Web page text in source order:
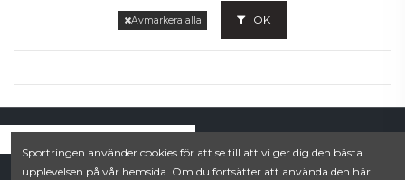
Avmarkera alla OK
Villkor Contact us
Sportringen använder cookies för att se till att vi ger dig den bästa
upplevelsen på vår hemsida. Om du fortsätter att använda den här